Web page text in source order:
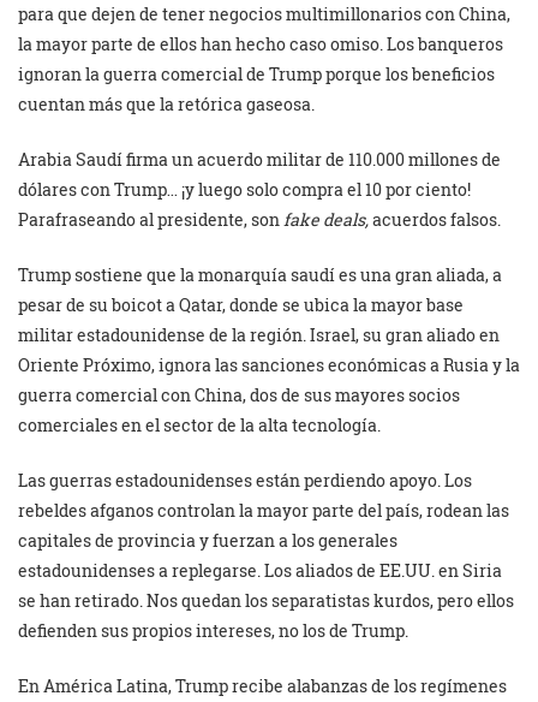
para que dejen de tener negocios multimillonarios con China,
la mayor parte de ellos han hecho caso omiso. Los banqueros
ignoran la guerra comercial de Trump porque los beneficios
cuentan más que la retórica gaseosa.
Arabia Saudí firma un acuerdo militar de 110.000 millones de
dólares con Trump… ¡y luego solo compra el 10 por ciento!
Parafraseando al presidente, sonfake deals,acuerdos falsos.
Trump sostiene que la monarquía saudí es una gran aliada, a
pesar de su boicot a Qatar, donde se ubica la mayor base
militar estadounidense de la región. Israel, su gran aliado en
Oriente Próximo, ignora las sanciones económicas a Rusia y la
guerra comercial con China, dos de sus mayores socios
comerciales en el sector de la alta tecnología.
Las guerras estadounidenses están perdiendo apoyo. Los
rebeldes afganos controlan la mayor parte del país, rodean las
capitales de provincia y fuerzan a los generales
estadounidenses a replegarse. Los aliados de EE.UU. en Siria
se han retirado. Nos quedan los separatistas kurdos, pero ellos
defienden sus propios intereses, no los de Trump.
En América Latina, Trump recibe alabanzas de los regímenes